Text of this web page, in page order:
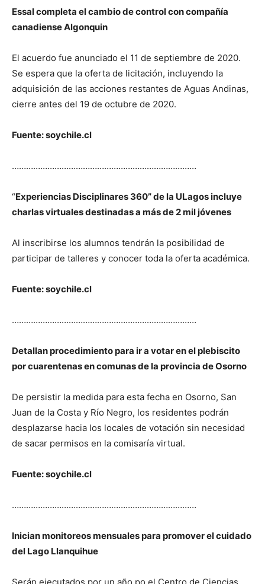
Essal completa el cambio de control con compañía
canadiense Algonquin
El acuerdo fue anunciado el 11 de septiembre de 2020.
Se espera que la oferta de licitación, incluyendo la
adquisición de las acciones restantes de Aguas Andinas,
cierre antes del 19 de octubre de 2020.
Fuente: soychile.cl
……………………………………………………………………
“Experiencias Disciplinares 360” de la ULagos incluye
charlas virtuales destinadas a más de 2 mil jóvenes
Al inscribirse los alumnos tendrán la posibilidad de
participar de talleres y conocer toda la oferta académica.
Fuente: soychile.cl
……………………………………………………………………
Detallan procedimiento para ir a votar en el plebiscito
por cuarentenas en comunas de la provincia de Osorno
De persistir la medida para esta fecha en Osorno, San
Juan de la Costa y Río Negro, los residentes podrán
desplazarse hacia los locales de votación sin necesidad
de sacar permisos en la comisaría virtual.
Fuente: soychile.cl
……………………………………………………………………
Inician monitoreos mensuales para promover el cuidado
del Lago Llanquihue
Serán ejecutados por un año po el Centro de Ciencias